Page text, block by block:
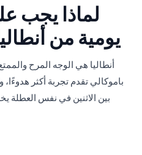
لماذا يجب
يومية من
أنطاليا هي الوجه المرح
باموكالي تقدم تجربة أكثر
بين الاثنين في نفس العطلة